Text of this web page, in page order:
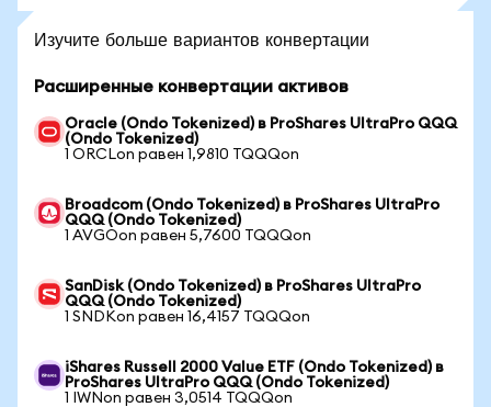
Изучите больше вариантов конвертации
Расширенные конвертации активов
Oracle (Ondo Tokenized) в ProShares UltraPro QQQ
(Ondo Tokenized)
1 ORCLon равен 1,9810 TQQQon
Broadcom (Ondo Tokenized) в ProShares UltraPro
QQQ (Ondo Tokenized)
1 AVGOon равен 5,7600 TQQQon
SanDisk (Ondo Tokenized) в ProShares UltraPro
QQQ (Ondo Tokenized)
1 SNDKon равен 16,4157 TQQQon
iShares Russell 2000 Value ETF (Ondo Tokenized) в
ProShares UltraPro QQQ (Ondo Tokenized)
1 IWNon равен 3,0514 TQQQon